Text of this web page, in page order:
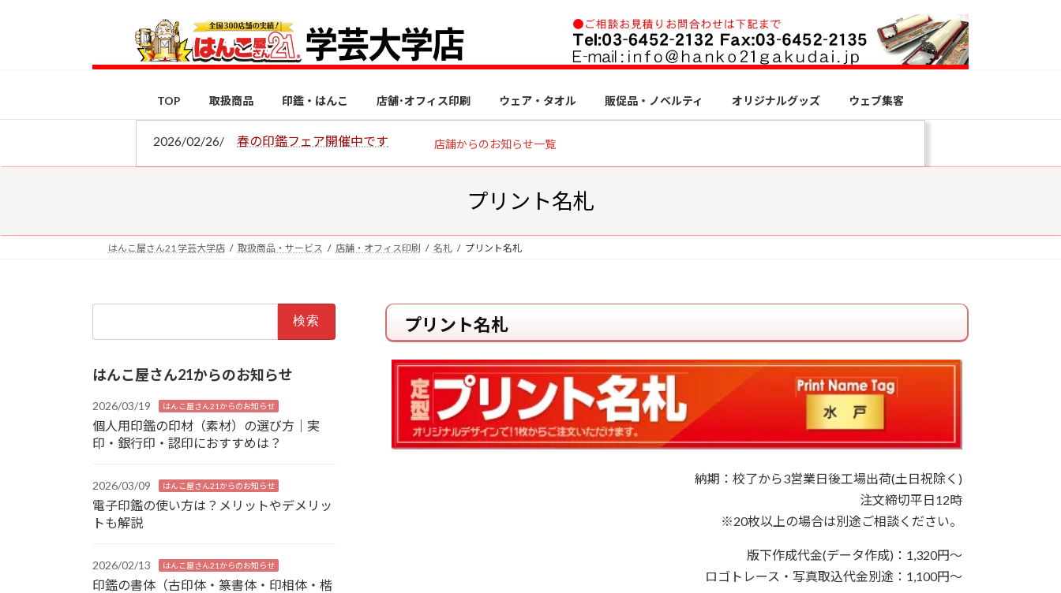
ス
ン
TOP 取扱商品 印鑑・はんこ 店舗･オフィス印刷 ウェア・タオル 販促品・ノベルティ オリジナルグッズ ウェブ集客
2026/02/26/ 春の印鑑フェア開催中です 店舗からのお知らせ一覧
プリント名札
はんこ屋さん21 学芸大学店 取扱商品・サービス 店舗・オフィス印刷 名札 プリント名札
プリント名札
納期：校了から3営業日後工場出荷(土日祝除く)
注文締切平日12時
※20枚以上の場合は別途ご相談ください。
版下作成代金(データ作成)：1,320円～
ロゴトレース・写真取込代金別途：1,100円～
はんこ屋さん21からのお知らせ
2026/03/19 はんこ屋さん21からのお知らせ
個人用印鑑の印材（素材）の選び方｜実
印・銀行印・認印におすすめは？
2026/03/09 はんこ屋さん21からのお知らせ
電子印鑑の使い方は？メリットやデメリッ
トも解説
2026/02/13 はんこ屋さん21からのお知らせ
印鑑の書体（古印体・篆書体・印相体・楷